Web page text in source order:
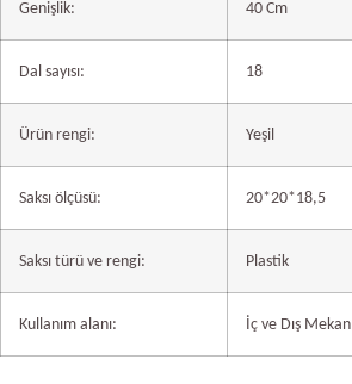
Genişlik: 40 Cm
Dal sayısı: 18
Ürün rengi: Yeşil
Saksı ölçüsü: 20*20*18,5
Saksı türü ve rengi: Plastik
Kullanım alanı: İç ve Dış Mekan